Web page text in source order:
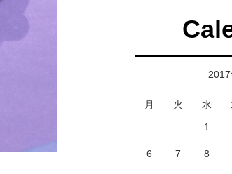
月 火 水
1
6 7 8